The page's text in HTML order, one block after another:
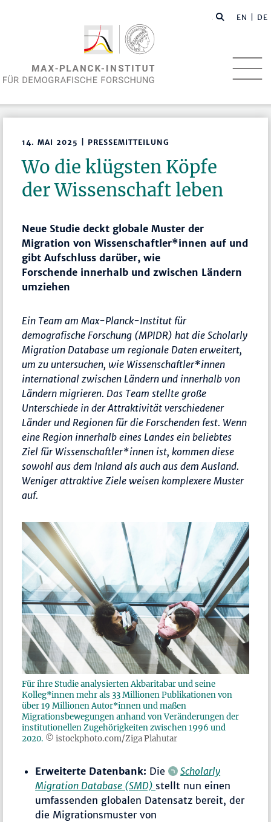
EN | DE
14. MAI 2025 | PRESSEMITTEILUNG
Wo die klügsten Köpfe
der Wissenschaft leben
Neue Studie deckt globale Muster der
Migration von Wissenschaftler*innen auf und
gibt Aufschluss darüber, wie
Forschende innerhalb und zwischen Ländern
umziehen
Ein Team am Max-Planck-Institut für
demografische Forschung (MPIDR) hat die Scholarly
Migration Database um regionale Daten erweitert,
um zu untersuchen, wie Wissenschaftler*innen
international zwischen Ländern und innerhalb von
Ländern migrieren. Das Team stellte große
Unterschiede in der Attraktivität verschiedener
Länder und Regionen für die Forschenden fest. Wenn
eine Region innerhalb eines Landes ein beliebtes
Ziel für Wissenschaftler*innen ist, kommen diese
sowohl aus dem Inland als auch aus dem Ausland.
Weniger attraktive Ziele weisen komplexere Muster
auf.
Für ihre Studie analysierten Akbaritabar und seine
Kolleg*innen mehr als 33 Millionen Publikationen von
über 19 Millionen Autor*innen und maßen
Migrationsbewegungen anhand von Veränderungen der
institutionellen Zugehörigkeiten zwischen 1996 und
2020. © istockphoto.com/Ziga Plahutar
Erweiterte Datenbank: Die
Scholarly
Migration Database (SMD) stellt nun einen
umfassenden globalen Datensatz bereit, der
die Migrationsmuster von